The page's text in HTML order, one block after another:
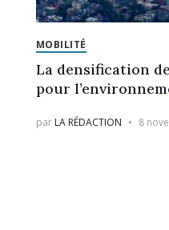
MOBILITÉ
La densification
pour
par LA RÉDACTION 8